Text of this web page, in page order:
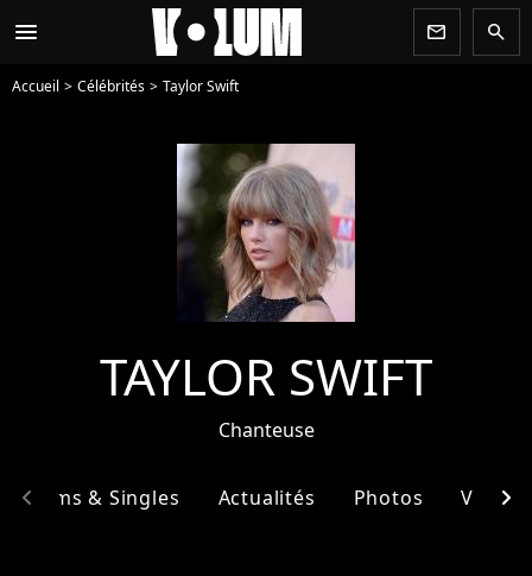
menu newsletter search
Accueil Célébrités Taylor Swift
TAYLOR SWIFT
Chanteuse
Albums & Singles Actualités Photos Vidéos
chevron_left chevron_right